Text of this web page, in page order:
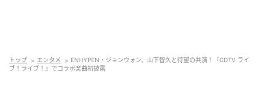
トップ エンタメ
ENHYPEN・ジョンウォン、山下智久と待望の共演！『CDTV ライ
ブ！ライブ！』でコラボ楽曲初披露